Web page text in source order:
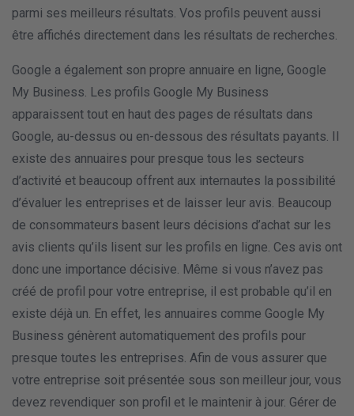
parmi ses meilleurs résultats. Vos profils peuvent aussi
être affichés directement dans les résultats de recherches.
Google a également son propre annuaire en ligne, Google
My Business. Les profils Google My Business
apparaissent tout en haut des pages de résultats dans
Google, au-dessus ou en-dessous des résultats payants. Il
existe des annuaires pour presque tous les secteurs
d’activité et beaucoup offrent aux internautes la possibilité
d’évaluer les entreprises et de laisser leur avis. Beaucoup
de consommateurs basent leurs décisions d’achat sur les
avis clients qu’ils lisent sur les profils en ligne. Ces avis ont
donc une importance décisive. Même si vous n’avez pas
créé de profil pour votre entreprise, il est probable qu’il en
existe déjà un. En effet, les annuaires comme Google My
Business génèrent automatiquement des profils pour
presque toutes les entreprises. Afin de vous assurer que
votre entreprise soit présentée sous son meilleur jour, vous
devez revendiquer son profil et le maintenir à jour. Gérer de